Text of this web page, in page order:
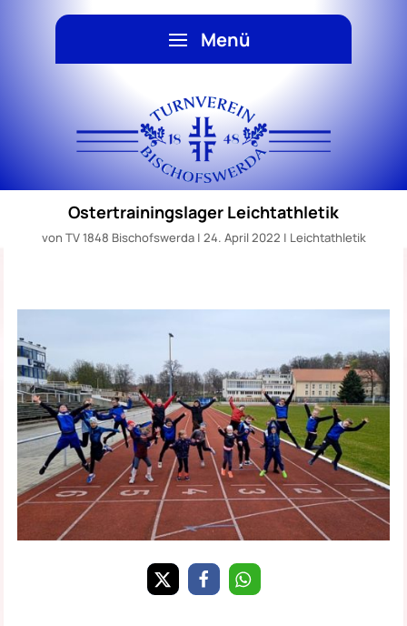
Ostertrainingslager Leichtathletik
von TV 1848 Bischofswerda| 24. April 2022 | Leichtathletik